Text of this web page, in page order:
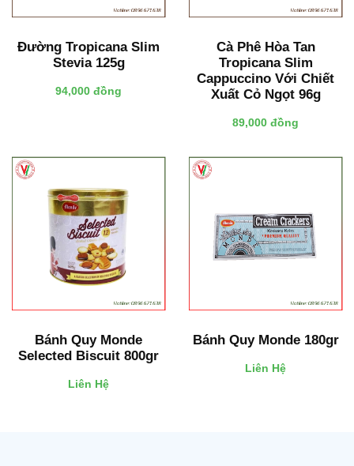
Đường Tropicana Slim
Stevia 125g
94,000 đồng
Cà Phê Hòa Tan
Tropicana Slim
Cappuccino Với Chiết
Xuất Cỏ Ngọt 96g
89,000 đồng
Bánh Quy Monde
Selected Biscuit 800gr
Liên Hệ
Bánh Quy Monde 180gr
Liên Hệ